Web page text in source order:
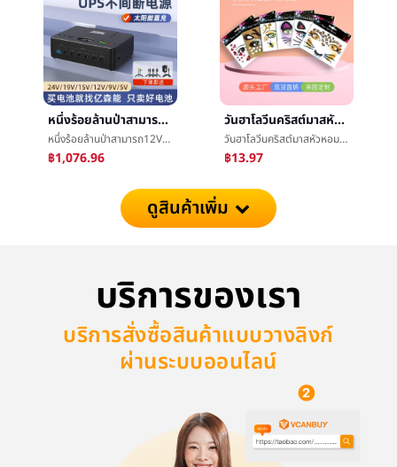
หนึ่งร้อยล้านป่าสามารถ12Vแบตเตอรี่ลิเธียมกลุ่ม24v19vå¤åสามารถสำรองเพาเวอร์ซัพพลายUPSไม่ขัดจังหวะ15V9V5โวลต์ความจุสูง
หนึ่งร้อยล้านป่าสามารถ12Vแบตเตอรี่ลิเธียมกลุ่ม24v19vå¤åสามารถสำรองเพาเวอร์ซัพพลายUPSไม่ขัดจังหวะ15V9V5โวลต์ความจุสูง
฿1,076.96
วันฮาโลวีนคริสต์มาสหัวหอมเพชรใบหน้าแปะงานเทศกาลงานเลี้ยงเวทีแต่งตัวใบหน้าแปะแต่งหน้างานราตรีแฟลชผงเพชรç³หน้ากากแปะ
วันฮาโลวีนคริสต์มาสหัวหอมเพชรใบหน้าแปะงานเทศกาลงานเลี้ยงเวทีแต่งตัวใบหน้าแปะแต่งหน้างานราตรีแฟลชผงเพชรç³หน้ากากแปะ
฿13.97
ดูสินค้าเพิ่ม
บริการของเรา
บริการสั่งซื้อสินค้าแบบวางลิงก์
ผ่านระบบออนไลน์